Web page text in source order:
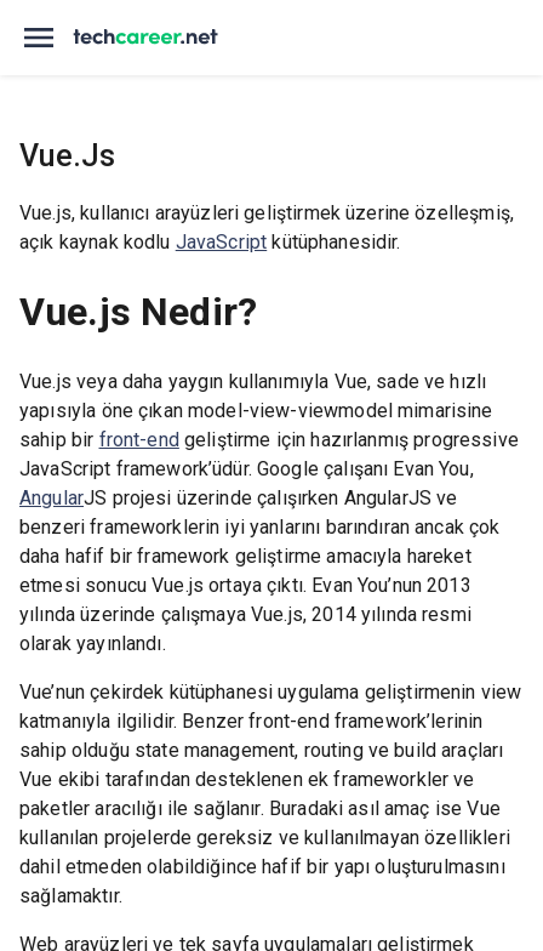
Vue.js
Vue.js, kullanıcı arayüzleri geliştirmek üzerine özelleşmiş,
açık kaynak kodlu JavaScript kütüphanesidir.
Vue.js Nedir?
Vue.js veya daha yaygın kullanımıyla Vue, sade ve hızlı
yapısıyla öne çıkan model-view-viewmodel mimarisine
sahip bir front-endgeliştirme için hazırlanmış progressive
JavaScript framework’üdür. Google çalışanı Evan You,
AngularJS projesi üzerinde çalışırken AngularJS ve
benzeri frameworklerin iyi yanlarını barındıran ancak çok
daha hafif bir framework geliştirme amacıyla hareket
etmesi sonucu Vue.js ortaya çıktı. Evan You’nun 2013
yılında üzerinde çalışmaya Vue.js, 2014 yılında resmi
olarak yayınlandı.
Vue’nun çekirdek kütüphanesi uygulama geliştirmenin view
katmanıyla ilgilidir. Benzer front-end framework’lerinin
sahip olduğu state management, routing ve build araçları
Vue ekibi tarafından desteklenen ek frameworkler ve
paketler aracılığı ile sağlanır. Buradaki asıl amaç ise Vue
kullanılan projelerde gereksiz ve kullanılmayan özellikleri
dahil etmeden olabildiğince hafif bir yapı oluşturulmasını
sağlamaktır.
Web arayüzleri ve tek sayfa uygulamaları geliştirmek